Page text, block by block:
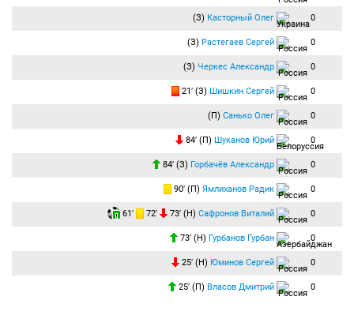
(З) Касторный Олег 0
(З) Растегаев Сергей 0
(З) Черкес Александр 0
21′ (З) Шишкин Сергей 0
(П) Санько Олег 0
84′ (П) Шуканов Юрий 0
84′ (З) Горбачёв Александр 0
90′ (П) Ямлиханов Радик 0
61′ 72′ 73′ (Н) Сафронов Виталий 0
73′ (Н) Гурбанов Гурбан 0
25′ (Н) Юминов Сергей 0
25′ (П) Власов Дмитрий 0